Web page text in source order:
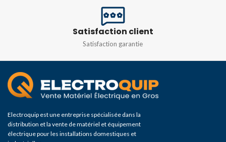
Satisfaction client
Satisfaction garantie
Electroquip est une entreprise spécialisée dans la
distribution et la vente de matériel et équipement
électrique pour les installations domestiques et